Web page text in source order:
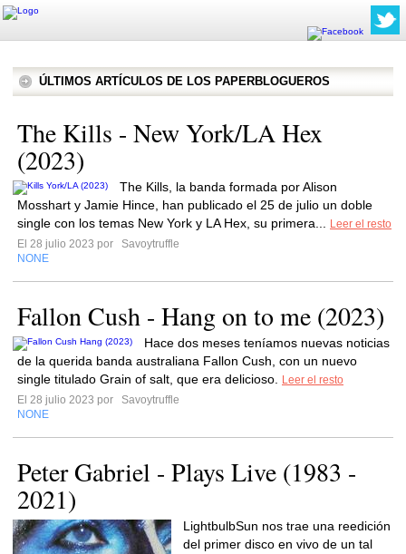
ÚLTIMOS ARTÍCULOS DE LOS PAPERBLOGUEROS
The Kills - New York/LA Hex
(2023)
The Kills, la banda formada por Alison
Mosshart y Jamie Hince, han publicado el 25 de julio un doble
single con los temas New York y LA Hex, su primera...
Leer el resto
El 28 julio 2023 por
Savoytruffle
NONE
Fallon Cush - Hang on to me (2023)
Hace dos meses teníamos nuevas noticias
de la querida banda australiana Fallon Cush, con un nuevo
single titulado Grain of salt, que era delicioso.
Leer el resto
El 28 julio 2023 por
Savoytruffle
NONE
Peter Gabriel - Plays Live (1983 -
2021)
LightbulbSun nos trae una reedición
del primer disco en vivo de un tal